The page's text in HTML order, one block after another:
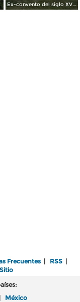
Ex-convento del siglo XVI. Santa María Atlihuetzía, Tlaxcala
Frecuentes | RSS |
| México